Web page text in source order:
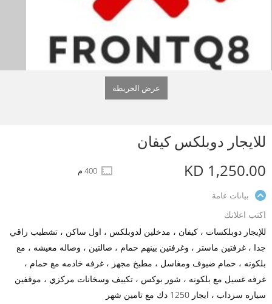
عرض الخريطة
للايجار دوبلكس كيفان
KD 1,250.00
400 م
بيانات عامة
اكتب اعلانك
للإيجار دوبلكسات ، كيفان ، مدخلين لدوبلكس ، اول ساكن ، تشطيب راقي
جدا ، غرفتين ماستر ، وغرفتين بينهم حمام ، صالتين ، وصاله معيشه ، مع
بلكونه ، حمام ضيوف ومغاسل ، مطبخ مجهز ، غرفه خادمه مع حمام ،
غرفه غسيل مع بلكونه ، شور بوكس ، تكييف وسخانات مركزي ، موقفين
سياره سرداب ، ايجار 1250 دك مع تامين شهر